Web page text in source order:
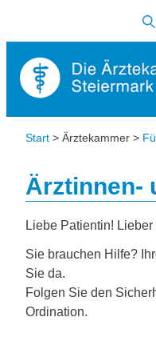
Start > Ärztekammer >
Ärztinnen-
Liebe Patientin! Lieber
Sie brauchen Hilfe?
Sie da.
Folgen Sie den
Ordination.